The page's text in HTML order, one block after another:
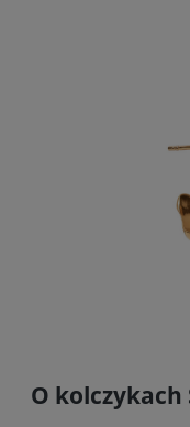
O kolczykach